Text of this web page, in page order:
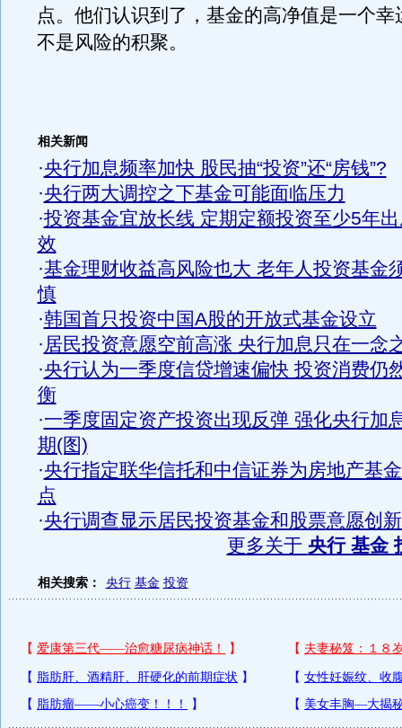
点。他们认识到了，基金的高净值是一个幸
不是风险的积聚。
相关新闻
·央行加息频率加快 股民抽“投资”还“房钱”?
·央行两大调控之下基金可能面临压力
·投资基金宜放长线 定期定额投资至少5年
效
·基金理财收益高风险也大 老年人投资基金
慎
·韩国首只投资中国A股的开放式基金设立
·居民投资意愿空前高涨 央行加息只在一念
·央行认为一季度信贷增速偏快 投资消费仍
衡
·一季度固定资产投资出现反弹 强化央行加
期(图)
·央行指定联华信托和中信证券为房地产基
点
·央行调查显示居民投资基金和股票意愿创
更多关于 央行 基金
相关搜索： 央行 基金 投资